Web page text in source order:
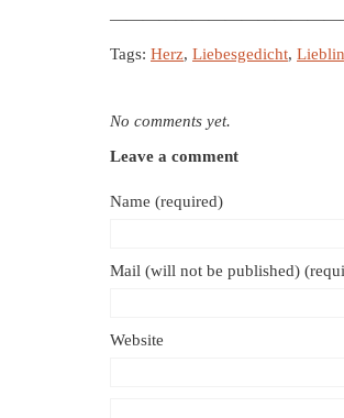
Tags: Herz, Liebesgedicht,
No comments yet.
Leave a comment
Name (required)
Mail (will not be published)
Website